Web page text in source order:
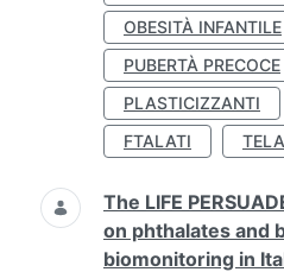
OBESITÀ INFANTILE
PUBERTÀ PRECOCE
PLASTICIZZANTI
FTALATI
The LIFE
on phthalates and
biomonitoring in